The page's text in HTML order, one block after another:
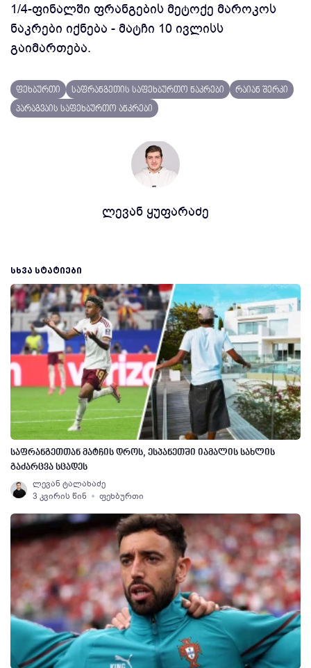
1/4-ფინალში ფრანგების მეტოქე მაროკოს
ნაკრები იქნება - მატჩი 10 ივლისს
გაიმართება.
ფეხბურთი საფრანგეთის საფეხბურთო ნაკრები
რაიან შერკი
პარაგვაის საფეხბურთო ანკრები
ლევან ყუფარაძე
ᲡᲮᲕᲐ ᲡᲢᲐᲢᲘᲔᲑᲘ
საფრანგეთთან მატჩის დროს, ესპანეთში იამალის სახლის
გაძარცვა სცადეს
ლევან ტალახაძე
3 კვირის წინ
ფეხბურთი